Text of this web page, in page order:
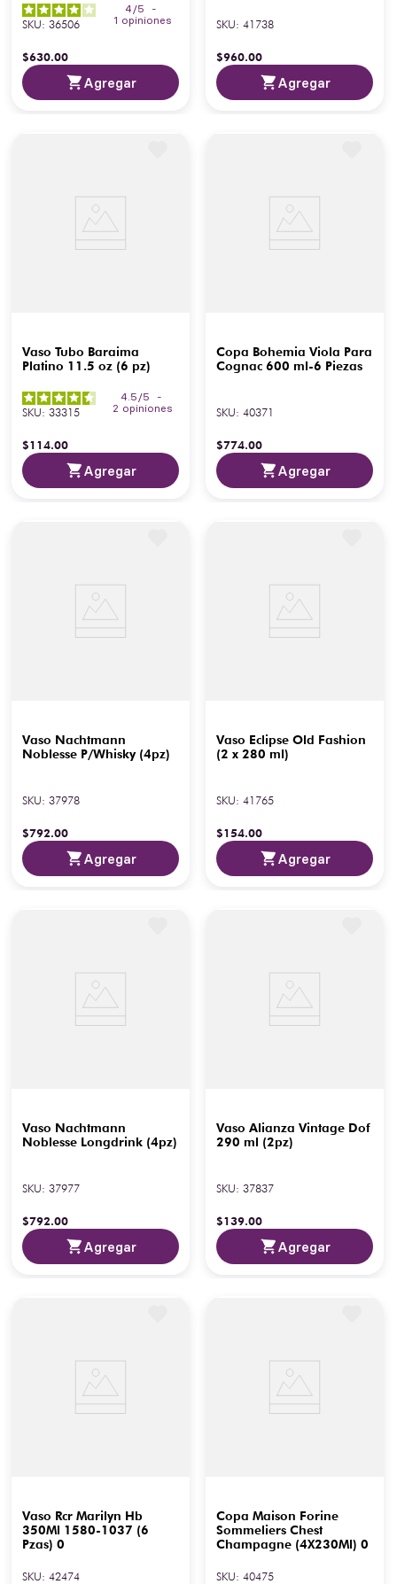
4 /5
-
1 opiniones
SKU: 36506
$630.00
Agregar
SKU: 41738
$960.00
Agregar
Vaso Tubo Baraima
Platino 11.5 oz (6 pz)
4.5 /5
-
2 opiniones
SKU: 33315
$114.00
Agregar
Copa Bohemia Viola Para
Cognac 600 ml-6 Piezas
SKU: 40371
$774.00
Agregar
Vaso Nachtmann
Noblesse P/Whisky (4pz)
SKU: 37978
$792.00
Agregar
Vaso Eclipse Old Fashion
(2 x 280 ml)
SKU: 41765
$154.00
Agregar
Vaso Nachtmann
Noblesse Longdrink (4pz)
SKU: 37977
$792.00
Agregar
Vaso Alianza Vintage Dof
290 ml (2pz)
SKU: 37837
$139.00
Agregar
Vaso Rcr Marilyn Hb
350Ml 1580-1037 (6
Pzas) 0
SKU: 42474
Copa Maison Forine
Sommeliers Chest
Champagne (4X230Ml) 0
SKU: 40475